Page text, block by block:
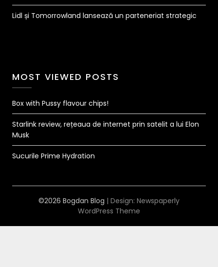
Lidl și Tomorrowland lansează un parteneriat strategic
MOST VIEWED POSTS
Box with Pussy flavour chips!
Starlink review, rețeaua de internet prin satelit a lui Elon
Musk
Sucurile Prime Hydration
©2026 Bogdan Blog | Design: Newspaperly
WordPress Theme